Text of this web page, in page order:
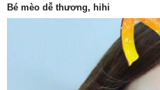
Bé mèo dễ thương, hihi